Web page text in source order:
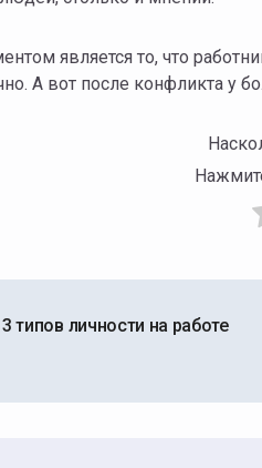
является то, что
А вот после конфликта у
типов личности на работе